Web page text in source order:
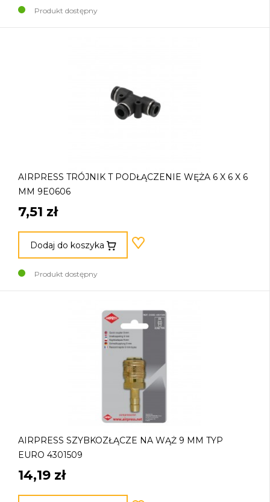
Produkt dostępny
AIRPRESS TRÓJNIK T PODŁĄCZENIE WĘŻA 6 X 6 X 6
MM 9E0606
7,51 zł
Dodaj do koszyka
Produkt dostępny
AIRPRESS SZYBKOZŁĄCZE NA WĄŻ 9 MM TYP
EURO 4301509
14,19 zł